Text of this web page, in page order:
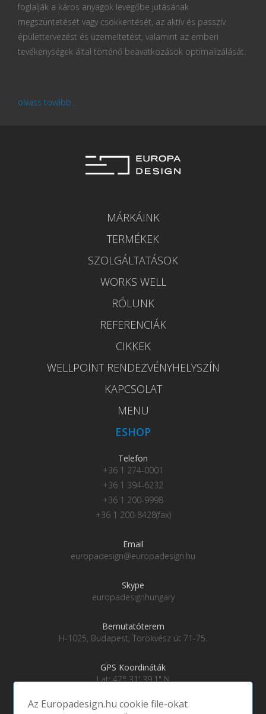
foglalják a káros anyagok levegőbe jutásának
megszüntetését vagy csökkentését, az aktív és passzív
épülettervezést és üzemeltetést, valamint az emberi
tevékenységek által történő beavatkozások optimalizálását.
olvass tovább...
MÁRKÁINK
TERMÉKEK
SZOLGÁLTATÁSOK
WORKS WELL
RÓLUNK
REFERENCIÁK
CIKKEK
WELLPOINT RENDEZVÉNYHELYSZÍN
KAPCSOLAT
MENU
ESHOP
Telefon
+36 1 274-0001
+36 1 394-6232
+36 1 200-9998
+36 1 200-8428(fax)
Email
europadesign@europadesign.hu
Skype
europadesignhungary
Bemutatóterem
H-1025, Budapest, Törökvész út 71-75.
GPS Koordináták
Lat: 47° 31' 39.1" N
Az Europadesign.hu cookie file-okat